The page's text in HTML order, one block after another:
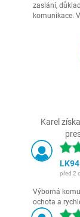
zaslání,
komunikace.
Karel
LK94
před 2
Výborná
ochota a